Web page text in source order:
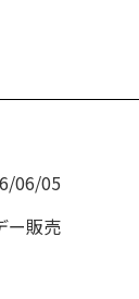
06/05
ー販売